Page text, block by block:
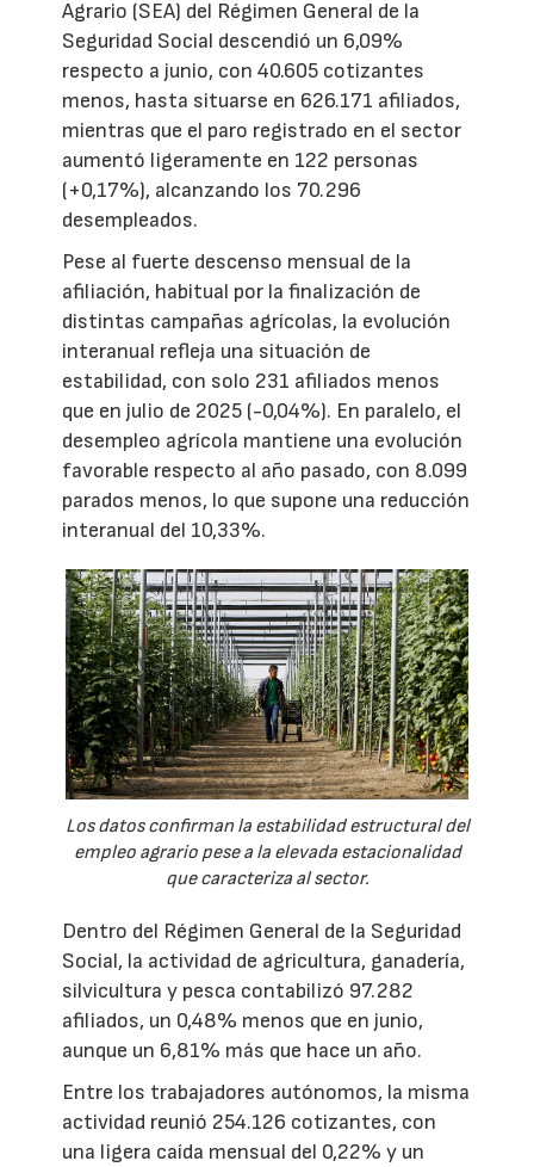
Agrario (SEA) del Régimen General de la
Seguridad Social descendió un 6,09%
respecto a junio, con 40.605 cotizantes
menos, hasta situarse en 626.171 afiliados,
mientras que el paro registrado en el sector
aumentó ligeramente en 122 personas
(+0,17%), alcanzando los 70.296
desempleados.
Pese al fuerte descenso mensual de la
afiliación, habitual por la finalización de
distintas campañas agrícolas, la evolución
interanual refleja una situación de
estabilidad, con solo 231 afiliados menos
que en julio de 2025 (-0,04%). En paralelo, el
desempleo agrícola mantiene una evolución
favorable respecto al año pasado, con 8.099
parados menos, lo que supone una reducción
interanual del 10,33%.
Los datos confirman la estabilidad estructural del
empleo agrario pese a la elevada estacionalidad
que caracteriza al sector.
Dentro del Régimen General de la Seguridad
Social, la actividad de agricultura, ganadería,
silvicultura y pesca contabilizó 97.282
afiliados, un 0,48% menos que en junio,
aunque un 6,81% más que hace un año.
Entre los trabajadores autónomos, la misma
actividad reunió 254.126 cotizantes, con
una ligera caída mensual del 0,22% y un